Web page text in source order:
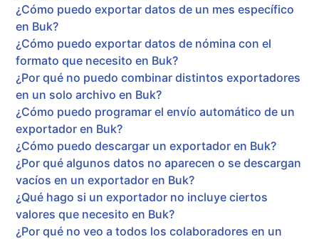
¿Cómo puedo exportar datos de un mes específico
en Buk?
¿Cómo puedo exportar datos de nómina con el
formato que necesito en Buk?
¿Por qué no puedo combinar distintos exportadores
en un solo archivo en Buk?
¿Cómo puedo programar el envío automático de un
exportador en Buk?
¿Cómo puedo descargar un exportador en Buk?
¿Por qué algunos datos no aparecen o se descargan
vacíos en un exportador en Buk?
¿Qué hago si un exportador no incluye ciertos
valores que necesito en Buk?
¿Por qué no veo a todos los colaboradores en un